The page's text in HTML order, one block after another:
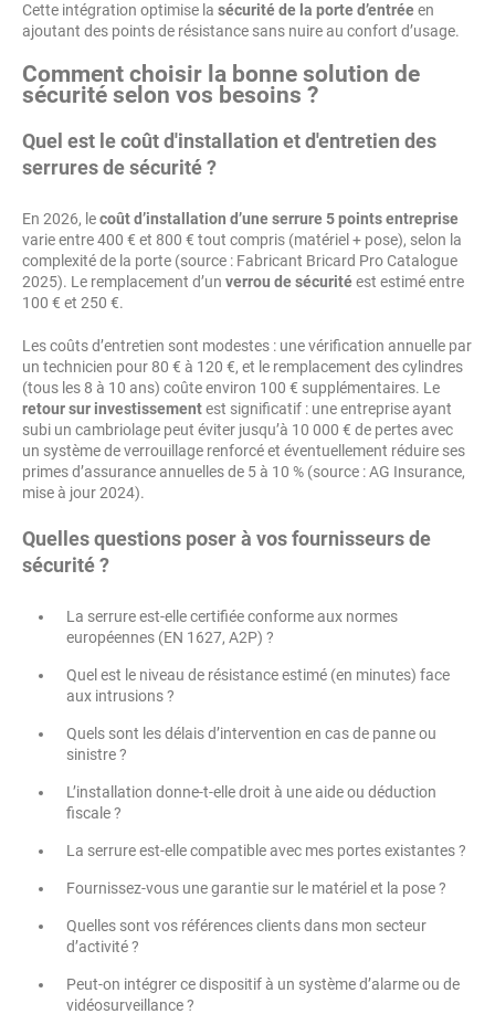
Cette intégration optimise la sécurité de la porte d’entréeen
ajoutant des points de résistance sans nuire au confort d’usage.
Comment choisir la bonne solution de
sécurité selon vos besoins ?
Quel est le coût d'installation et d'entretien des
serrures de sécurité ?
En 2026, lecoût d’installation d’une serrure 5 points entreprise
varie entre 400 € et 800 € tout compris (matériel + pose), selon la
complexité de la porte (source : Fabricant Bricard Pro Catalogue
2025). Le remplacement d’un verrou de sécuritéest estimé entre
100 € et 250 €.
Les coûts d’entretien sont modestes : une vérification annuelle par
un technicien pour 80 € à 120 €, et le remplacement des cylindres
(tous les 8 à 10 ans) coûte environ 100 € supplémentaires. Le
retour sur investissementest significatif : une entreprise ayant
subi un cambriolage peut éviter jusqu’à 10 000 € de pertes avec
un système de verrouillage renforcé et éventuellement réduire ses
primes d’assurance annuelles de 5 à 10 % (source : AG Insurance,
mise à jour 2024).
Quelles questions poser à vos fournisseurs de
sécurité ?
La serrure est-elle certifiée conforme aux normes
européennes (EN 1627, A2P) ?
Quel est le niveau de résistance estimé (en minutes) face
aux intrusions ?
Quels sont les délais d’intervention en cas de panne ou
sinistre ?
L’installation donne-t-elle droit à une aide ou déduction
fiscale ?
La serrure est-elle compatible avec mes portes existantes ?
Fournissez-vous une garantie sur le matériel et la pose ?
Quelles sont vos références clients dans mon secteur
d’activité ?
Peut-on intégrer ce dispositif à un système d’alarme ou de
vidéosurveillance ?